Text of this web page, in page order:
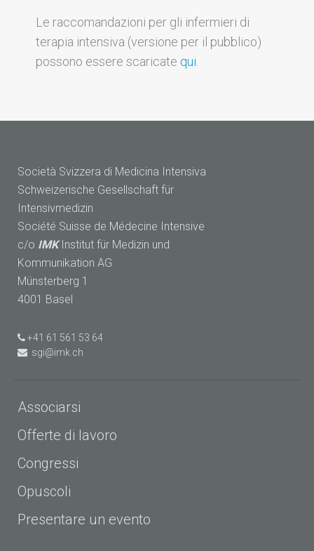
Le raccomandazioni per gli infermieri di
terapia intensiva (versione per il pubblico)
possono essere scaricate qui
Società Svizzera di Medicina Intensiva
Schweizerische Gesellschaft für
Intensivmedizin
Société Suisse de Médecine Intensive
c/o IMK Institut für Medizin und
Kommunikation AG
Münsterberg 1
4001 Basel
+41 61 561 53 64
sgi@imk.ch
Associarsi
Offerte di lavoro
Congressi
Opuscoli
Presentare un evento